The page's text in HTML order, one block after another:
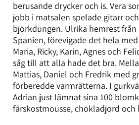
berusande drycker och is. Vera
jobb i matsalen spelade gitarr
björkdungen. Ulrika hemrest från
Spanien, förevigade det hela
Maria, Ricky, Karin, Agnes och
såg till att alla hade det bra.
Mattias, Daniel och Fredrik med
förberedde varmrätterna. I
Adrian just lämnat sina 100
färskostmousse, chokladjord och